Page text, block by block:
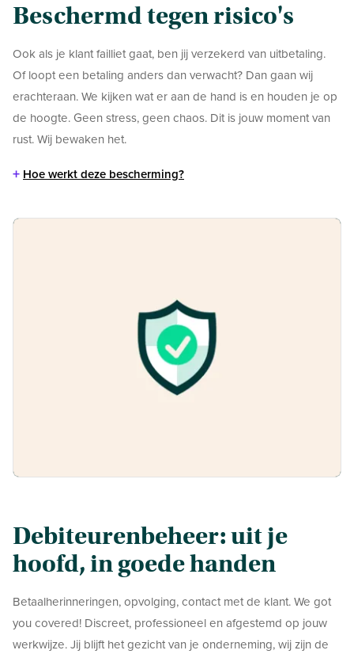
Beschermd tegen risico's
Ook als je klant failliet gaat, ben jij verzekerd van uitbetaling.
Of loopt een betaling anders dan verwacht? Dan gaan wij
erachteraan. We kijken wat er aan de hand is en houden je op
de hoogte. Geen stress, geen chaos. Dit is jouw moment van
rust. Wij bewaken het.
+ Hoe werkt deze bescherming?
Debiteurenbeheer: uit je
hoofd, in goede handen
Betaalherinneringen, opvolging, contact met de klant. We got
you covered! Discreet, professioneel en afgestemd op jouw
werkwijze. Jij blijft het gezicht van je onderneming, wij zijn de